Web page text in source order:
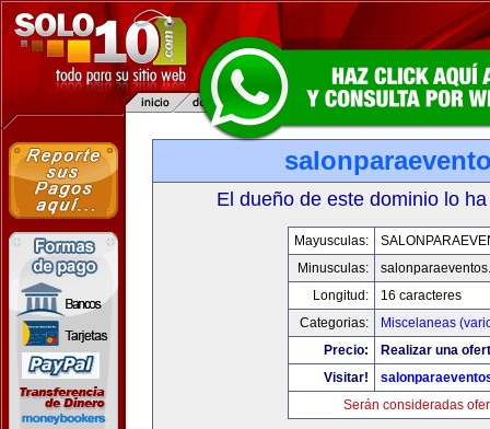
El dueño de este dominio lo
Mayusculas:
Minusculas:
Longitud:
16 caracteres
Categorias:
Miscelaneas
Precio:
Realizar una
Visitar!
Serán consideradas